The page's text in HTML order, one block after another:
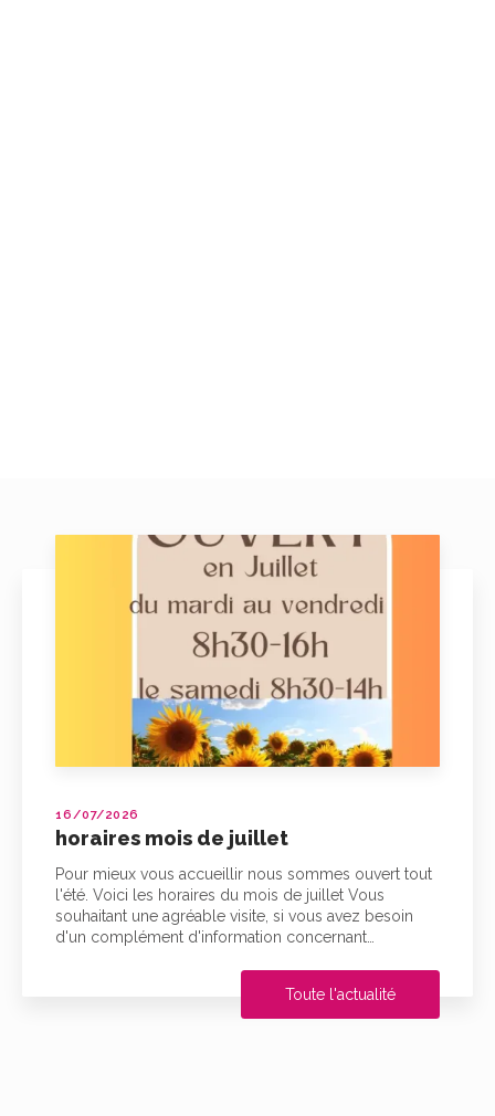
16/07/2026
horaires mois de juillet
Pour mieux vous accueillir nous sommes ouvert tout
l'été. Voici les horaires du mois de juillet Vous
souhaitant une agréable visite, si vous avez besoin
d'un complément d'information concernant…
Toute l'actualité